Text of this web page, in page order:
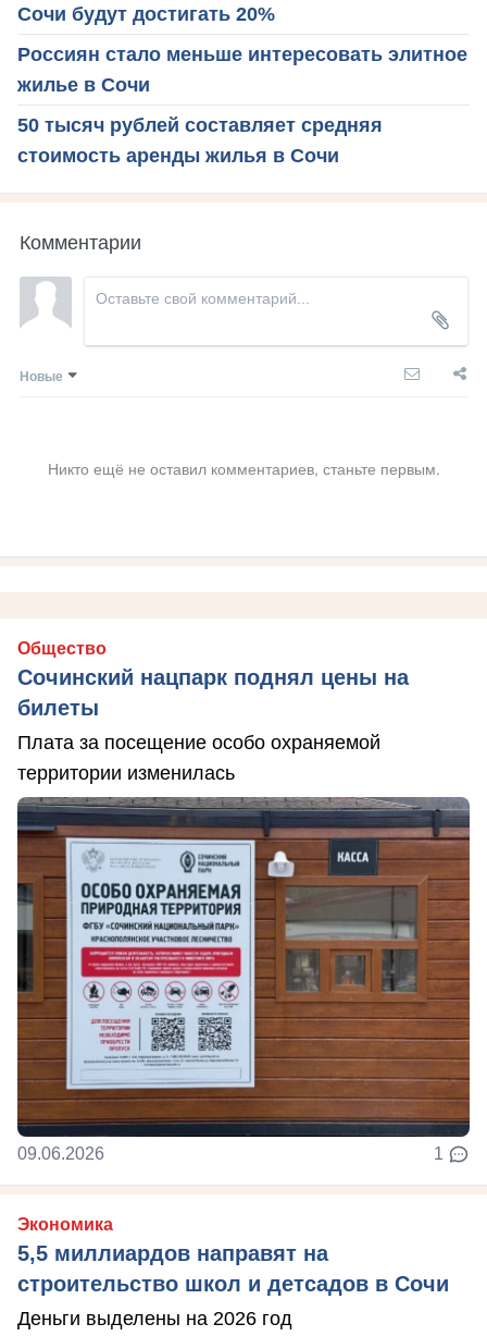
Сочи будут достигать 20%
Россиян стало меньше интересовать элитное
жилье в Сочи
50 тысяч рублей составляет средняя
стоимость аренды жилья в Сочи
Комментарии
Новые
Никто ещё не оставил комментариев, станьте первым.
Общество
Сочинский нацпарк поднял цены на
билеты
Плата за посещение особо охраняемой
территории изменилась
09.06.2026 1
Экономика
5,5 миллиардов направят на
строительство школ и детсадов в Сочи
Деньги выделены на 2026 год